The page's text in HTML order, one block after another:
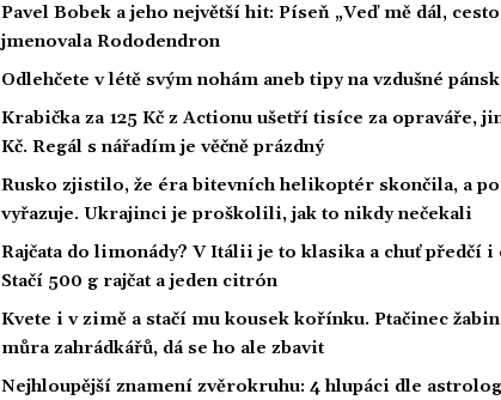
Pavel Bobek a jeho největší hit: Píseň „Veď mě dál,
jmenovala Rododendron
Odlehčete v létě svým nohám aneb tipy na vzdušné
Krabička za 125 Kč z Actionu ušetří tisíce za opraváře,
Kč. Regál s nářadím je věčně prázdný
Rusko zjistilo, že éra bitevních helikoptér skončila, a
vyřazuje. Ukrajinci je proškolili, jak to nikdy nečekali
Rajčata do limonády? V Itálii je to klasika a chuť předčí
Stačí 500 g rajčat a jeden citrón
Kvete i v zimě a stačí mu kousek kořínku. Ptačinec
můra zahrádkářů, dá se ho ale zbavit
Nejhloupější znamení zvěrokruhu: 4 hlupáci dle